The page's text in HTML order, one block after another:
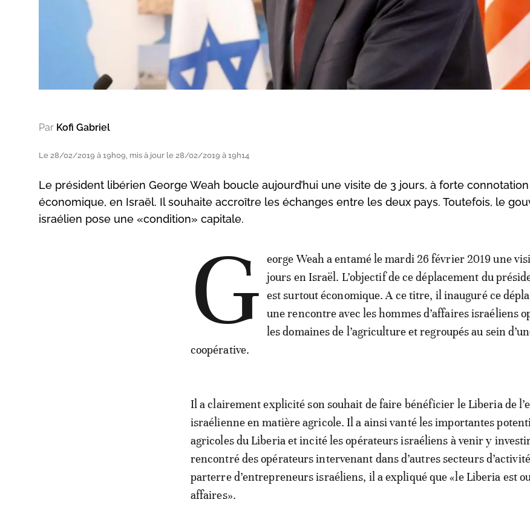
Par Kofi Gabriel
Le 28/02/2019 à 19h09, mis à jour le 28/02/2019 à 19h14
Le président libérien George Weah boucle aujourd’hui une visite de 3 jours, à forte connotation
économique, en Israël. Il souhaite accroître les échanges entre les deux pays. Toutefois, le
israélien pose une «condition» capitale.
G eorge Weah a entamé le mardi 26 février 2019 une
jours en Israël. L’objectif de ce déplacement du
est surtout économique. A ce titre, il inauguré ce
une rencontre avec les hommes d’affaires israéliens
les domaines de l’agriculture et regroupés au sein
coopérative.
Il a clairement explicité son souhait de faire bénéficier le Liberia de
israélienne en matière agricole. Il a ainsi vanté les importantes
agricoles du Liberia et incité les opérateurs israéliens à venir y
rencontré des opérateurs intervenant dans d’autres secteurs
parterre d’entrepreneurs israéliens, il a expliqué que «le Liberia est
affaires».